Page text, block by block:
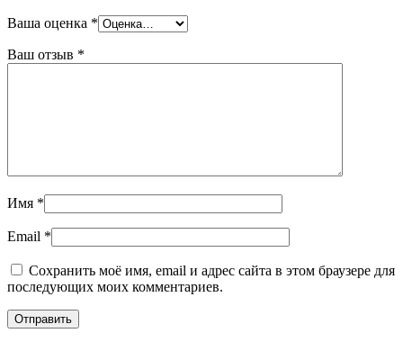
Ваша оценка *
Ваш отзыв *
Имя *
Email *
Сохранить моё имя, email и адрес сайта в этом браузере для
последующих моих комментариев.